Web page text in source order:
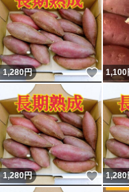
1,280円 いい
1,100
1,280円 いい
1,280